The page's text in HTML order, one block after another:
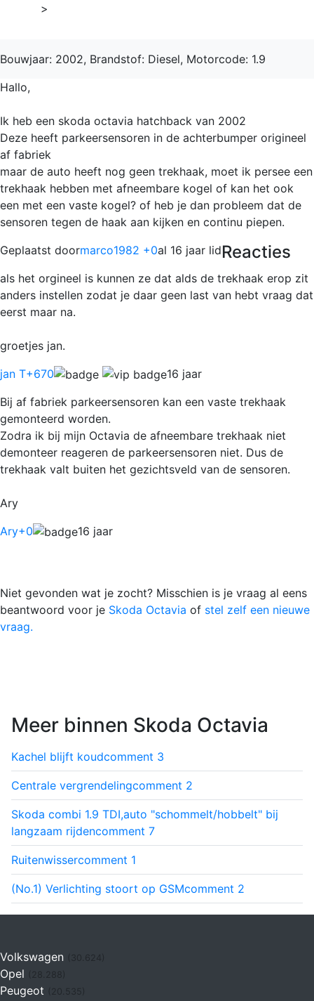
>
Bouwjaar: 2002, Brandstof: Diesel, Motorcode: 1.9
Hallo,
Ik heb een skoda octavia hatchback van 2002
Deze heeft parkeersensoren in de achterbumper origineel
af fabriek
maar de auto heeft nog geen trekhaak, moet ik persee een
trekhaak hebben met afneembare kogel of kan het ook
een met een vaste kogel? of heb je dan probleem dat de
sensoren tegen de haak aan kijken en continu piepen.
Geplaatst doormarco1982 +0al 16 jaar lidReacties
als het orgineel is kunnen ze dat alds de trekhaak erop zit
anders instellen zodat je daar geen last van hebt vraag dat
eerst maar na.
groetjes jan.
jan T+670
16 jaar
Bij af fabriek parkeersensoren kan een vaste trekhaak
gemonteerd worden.
Zodra ik bij mijn Octavia de afneembare trekhaak niet
demonteer reageren de parkeersensoren niet. Dus de
trekhaak valt buiten het gezichtsveld van de sensoren.
Ary
Ary+0 16 jaar
Niet gevonden wat je zocht? Misschien is je vraag al eens
beantwoord voor je Skoda Octavia of stel zelf een nieuwe
vraag.
Meer binnen Skoda Octavia
Kachel blijft koudcomment 3
Centrale vergrendelingcomment 2
Skoda combi 1.9 TDI,auto "schommelt/hobbelt" bij
langzaam rijdencomment 7
Ruitenwissercomment 1
(No.1) Verlichting stoort op GSMcomment 2
Volkswagen (30.624)
Opel
Peugeot